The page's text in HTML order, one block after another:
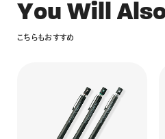
You Will Als
こち らもおすすめ